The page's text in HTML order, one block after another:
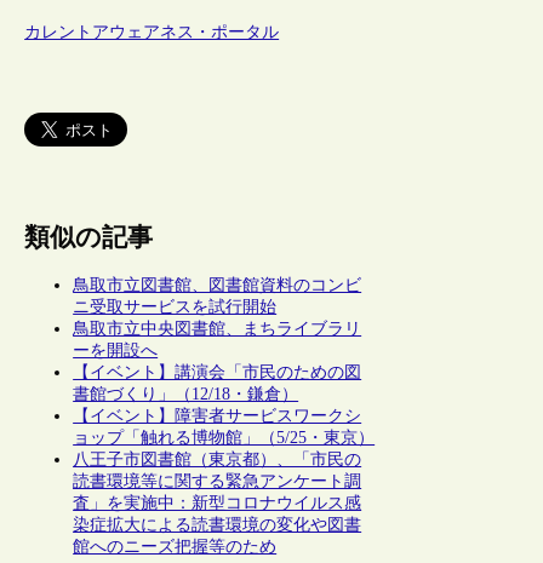
カレントアウェアネス・ポータル
類似の記事
鳥取市立図書館、図書館資料のコンビ
ニ受取サービスを試行開始
鳥取市立中央図書館、まちライブラリ
ーを開設へ
【イベント】講演会「市民のための図
書館づくり」（12/18・鎌倉）
【イベント】障害者サービスワークシ
ョップ「触れる博物館」（5/25・東京）
八王子市図書館（東京都）、「市民の
読書環境等に関する緊急アンケート調
査」を実施中：新型コロナウイルス感
染症拡大による読書環境の変化や図書
館へのニーズ把握等のため